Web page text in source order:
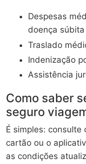
Despesas
doença súbita
Traslado
Indenização
Assistência
Como saber
seguro
É simples:
cartão ou o
as condições